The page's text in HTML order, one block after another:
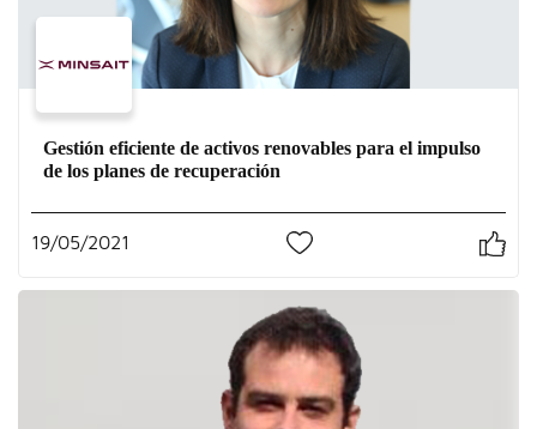
Gestión eficiente de activos renovables para el impulso
de los planes de recuperación
19/05/2021